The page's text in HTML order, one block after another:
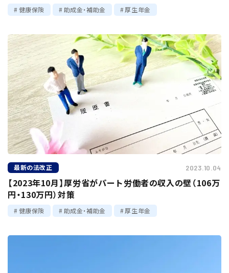
健康保険 助成金・補助金 厚生年金
最新の法改正 2023.10.04
【2023年10月】厚労省がパート労働者の収入の壁（106万
円・130万円）対策
健康保険 助成金・補助金 厚生年金